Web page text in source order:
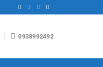
0938992492